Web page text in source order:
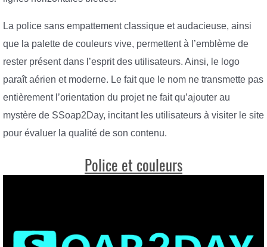
La police sans empattement classique et audacieuse, ainsi
que la palette de couleurs vive, permettent à l’emblème de
rester présent dans l’esprit des utilisateurs. Ainsi, le logo
paraît aérien et moderne. Le fait que le nom ne transmette pas
entièrement l’orientation du projet ne fait qu’ajouter au
mystère de SSoap2Day, incitant les utilisateurs à visiter le site
pour évaluer la qualité de son contenu.
Police et couleurs